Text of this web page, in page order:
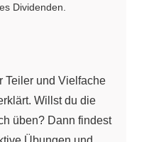
Dividenden.
Teiler und Vielfache
Willst du die
üben? Dann findest